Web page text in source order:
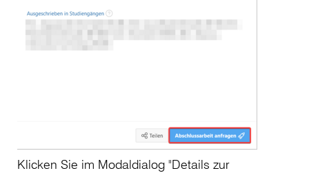
Klicken Sie im Modaldialog "Details zur